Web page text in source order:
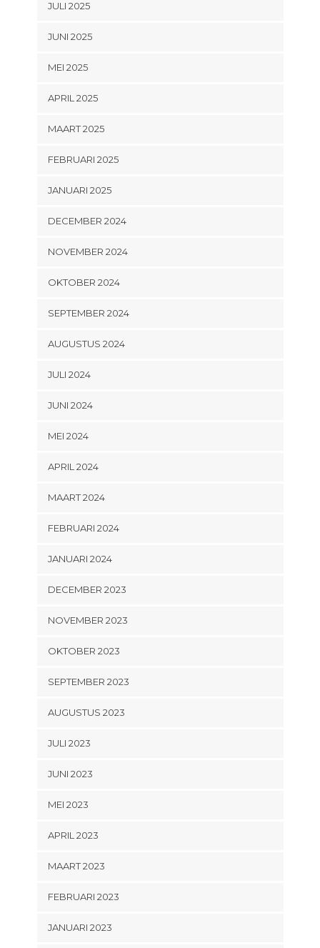
JULI 2025
JUNI 2025
MEI 2025
APRIL 2025
MAART 2025
FEBRUARI 2025
JANUARI 2025
DECEMBER 2024
NOVEMBER 2024
OKTOBER 2024
SEPTEMBER 2024
AUGUSTUS 2024
JULI 2024
JUNI 2024
MEI 2024
APRIL 2024
MAART 2024
FEBRUARI 2024
JANUARI 2024
DECEMBER 2023
NOVEMBER 2023
OKTOBER 2023
SEPTEMBER 2023
AUGUSTUS 2023
JULI 2023
JUNI 2023
MEI 2023
APRIL 2023
MAART 2023
FEBRUARI 2023
JANUARI 2023